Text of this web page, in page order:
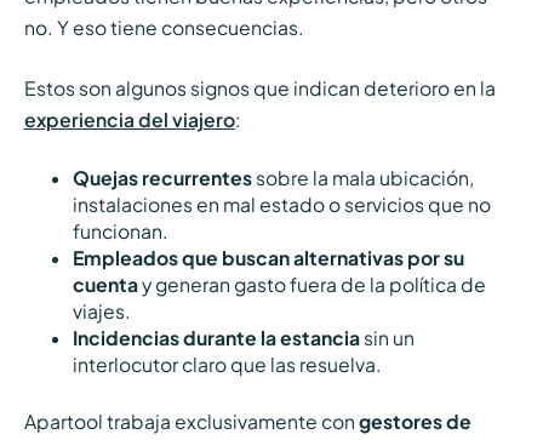
no. Y eso tiene consecuencias.
Estos son algunos signos que indican deterioro en la
experiencia del viajero:
Quejas recurrentessobre la mala ubicación,
instalaciones en mal estado o servicios que no
funcionan.
Empleados que buscan alternativas por su
cuentay generan gasto fuera de la política de
viajes.
Incidencias durante la estanciasin un
interlocutor claro que las resuelva.
Apartool trabaja exclusivamente con gestores de